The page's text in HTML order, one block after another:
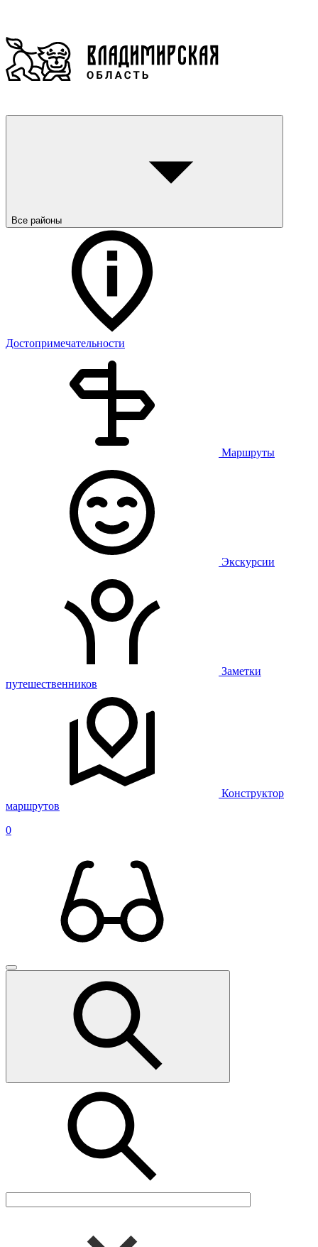
Все районы
Достопримечательности
Маршруты
Экскурсии
Заметки
путешественников
Конструктор
маршрутов
0